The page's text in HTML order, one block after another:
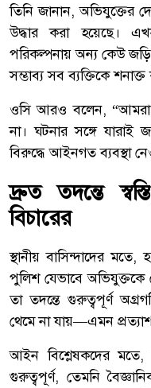
তিনি জানান, অভিযুক্তের
উদ্ধার করা হয়েছে।
পরিকল্পনায় অন্য কেউ
সম্ভাব্য সব ব্যক্তিকে
ওসি আরও বলেন, “আমরা
না। ঘটনার সঙ্গে যারাই
বিরুদ্ধে আইনগত ব্যবস্থা
দ্রুত তদন্তে
বিচারের
স্থানীয় বাসিন্দাদের
পুলিশ যেভাবে
তা তদন্তে গুরুত্বপূর্ণ
থেমে না যায়—এমন
আইন বিশ্লেষকদের মতে,
গুরুত্বপূর্ণ, তেমনি